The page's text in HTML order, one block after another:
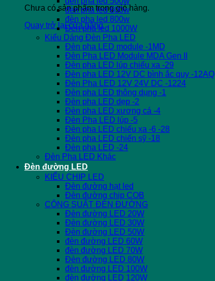
Chưa có sản phẩm trong giỏ hàng.
Quay trở lại cửa hàng
đèn pha led 600w
đèn pha led 800w
Đèn pha led 1000W
Kiểu Dáng Đèn Pha LED
Đèn pha LED module -1MD
Đèn Pha LED Module MDA Gen II
Đèn pha LED lúp chiếu xa -29
Đèn pha LED 12V DC bình ắc quy -12AQ
Đèn Pha LED 12V 24V DC -1224
Đèn pha LED thông dụng -1
Đèn pha LED dẹp -2
Đèn pha LED xương cá -4
Đèn Pha LED lúp -5
Đèn pha LED chiếu xa -6 -28
Đèn pha LED chiến sỹ -18
Đèn pha LED -24
Đèn Pha LED Khác
Đèn đường LED
KIỂU CHIP LED
Đèn đường hạt led
Đèn đường chip COB
CÔNG SUẤT ĐÈN ĐƯỜNG
Đèn đường LED 20W
Đèn đường LED 30W
Đèn đường LED 50W
đèn đường LED 60W
đèn đường LED 70W
Đèn đường LED 80W
đèn đường LED 100W
đèn đường LED 120W